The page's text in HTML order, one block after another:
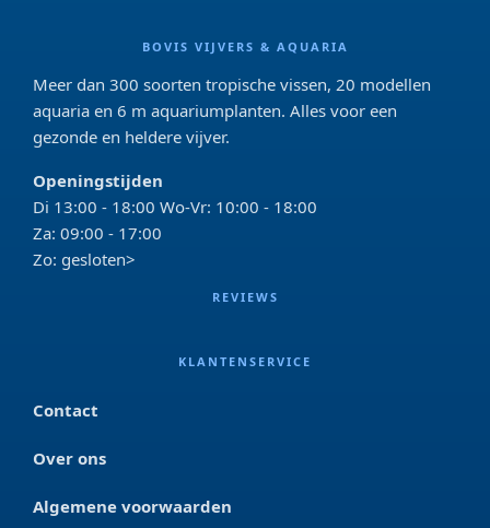
BOVIS VIJVERS & AQUARIA
Meer dan 300 soorten tropische vissen, 20 modellen
aquaria en 6 m aquariumplanten. Alles voor een
gezonde en heldere vijver.
Openingstijden
Di 13:00 - 18:00 Wo-Vr: 10:00 - 18:00
Za: 09:00 - 17:00
Zo: gesloten>
REVIEWS
KLANTENSERVICE
Contact
Over ons
Algemene voorwaarden